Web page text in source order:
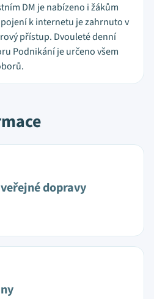
DM je nabízeno i žákům
k internetu je zahrnuto v
přístup. Dvouleté denní
Podnikání je určeno všem
dopravy